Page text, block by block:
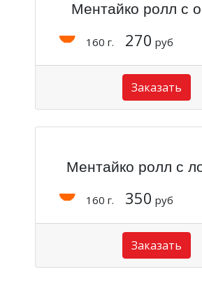
Ментайко ролл с
160 г. 270 руб
Заказать
Ментайко ролл с
160 г. 350 руб
Заказать